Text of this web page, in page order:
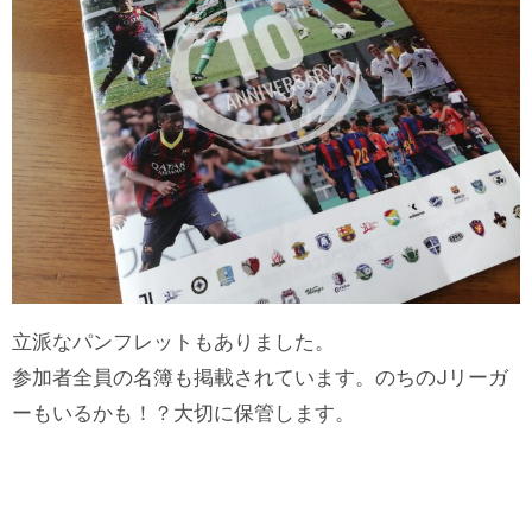
立派なパンフレットもありました。
参加者全員の名簿も掲載されています。のちのJリーガ
ーもいるかも！？大切に保管します。